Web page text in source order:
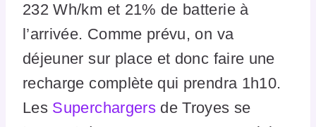
232 Wh/km et 21% de batterie à
l’arrivée. Comme prévu, on va
déjeuner sur place et donc faire une
recharge complète qui prendra 1h10.
Les Superchargers de Troyes se